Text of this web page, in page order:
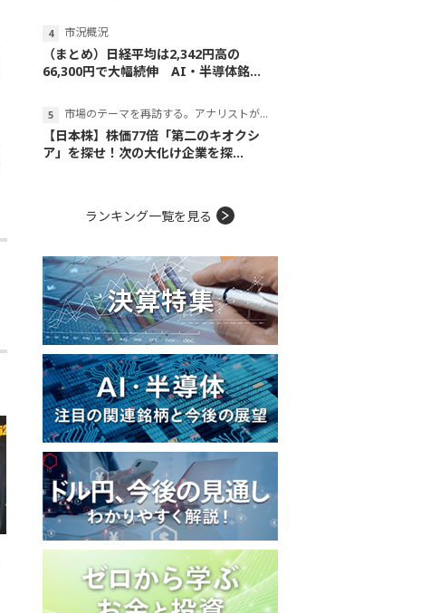
市況概況
（まとめ）日経平均は2,342円高の
66,300円で大幅続伸 AI・半導体銘...
市場のテーマを再訪する。アナリストが読み解くテーマの本質
【日本株】株価77倍「第二のキオクシ
ア」を探せ！次の大化け企業を探...
ランキング一覧を見る